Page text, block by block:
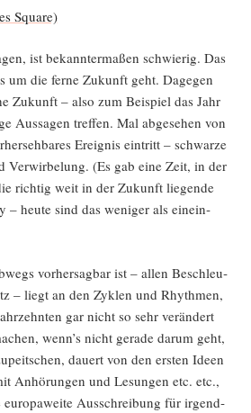
ist bekann­ter­ma­ßen schwie­rig. Das
um die fer­ne Zukunft geht. Dage­gen
Zukunft – also zum Bei­spiel das Jahr
Aus­sa­gen tref­fen. Mal abge­se­hen von
Ereig­nis ein­tritt – schwar­ze
Ver­wir­be­lung. (Es gab eine Zeit, in der
rich­tig weit in der Zukunft lie­gen­de
– heu­te sind das weni­ger als ein­ein­
vor­her­sag­bar ist – allen Beschleu­
– liegt an den Zyklen und Rhyth­men,
gar nicht so sehr ver­än­dert
wenn’s nicht gera­de dar­um geht,
dau­ert von den ers­ten Ideen
Anhö­run­gen und Lesun­gen etc. etc.,
euro­pa­wei­te Aus­schrei­bung für irgend­